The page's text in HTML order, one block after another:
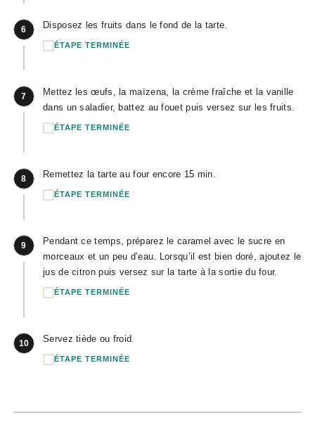
6 Disposez les fruits dans le fond de la tarte.
ÉTAPE TERMINÉE
7
Mettez les œufs, la maïzena, la crème fraîche et la vanille
dans un saladier, battez au fouet puis versez sur les fruits.
ÉTAPE TERMINÉE
8 Remettez la tarte au four encore 15 min.
ÉTAPE TERMINÉE
9
Pendant ce temps, préparez le caramel avec le sucre en
morceaux et un peu d’eau. Lorsqu’il est bien doré, ajoutez le
jus de citron puis versez sur la tarte à la sortie du four.
ÉTAPE TERMINÉE
10 Servez tiède ou froid.
ÉTAPE TERMINÉE